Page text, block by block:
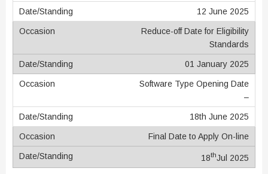
12 June 2025
Reduce-off Date for Eligibility
Standards
01 January 2025
Software Type Opening Date
–
18th June 2025
Final Date to Apply On-line
18thJul 2025